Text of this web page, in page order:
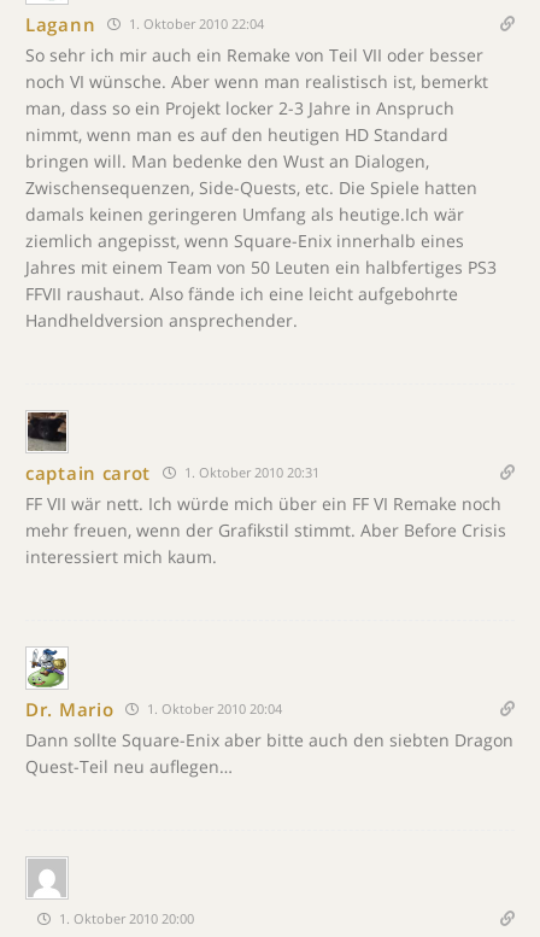
Lagann 1. Oktober 2010 22:04
So sehr ich mir auch ein Remake von Teil VII oder besser
noch VI wünsche. Aber wenn man realistisch ist, bemerkt
man, dass so ein Projekt locker 2-3 Jahre in Anspruch
nimmt, wenn man es auf den heutigen HD Standard
bringen will. Man bedenke den Wust an Dialogen,
Zwischensequenzen, Side-Quests, etc. Die Spiele hatten
damals keinen geringeren Umfang als heutige.Ich wär
ziemlich angepisst, wenn Square-Enix innerhalb eines
Jahres mit einem Team von 50 Leuten ein halbfertiges PS3
FFVII raushaut. Also fände ich eine leicht aufgebohrte
Handheldversion ansprechender.
captain carot 1. Oktober 2010 20:31
FF VII wär nett. Ich würde mich über ein FF VI Remake noch
mehr freuen, wenn der Grafikstil stimmt. Aber Before Crisis
interessiert mich kaum.
Dr. Mario 1. Oktober 2010 20:04
Dann sollte Square-Enix aber bitte auch den siebten Dragon
Quest-Teil neu auflegen…
1. Oktober 2010 20:00